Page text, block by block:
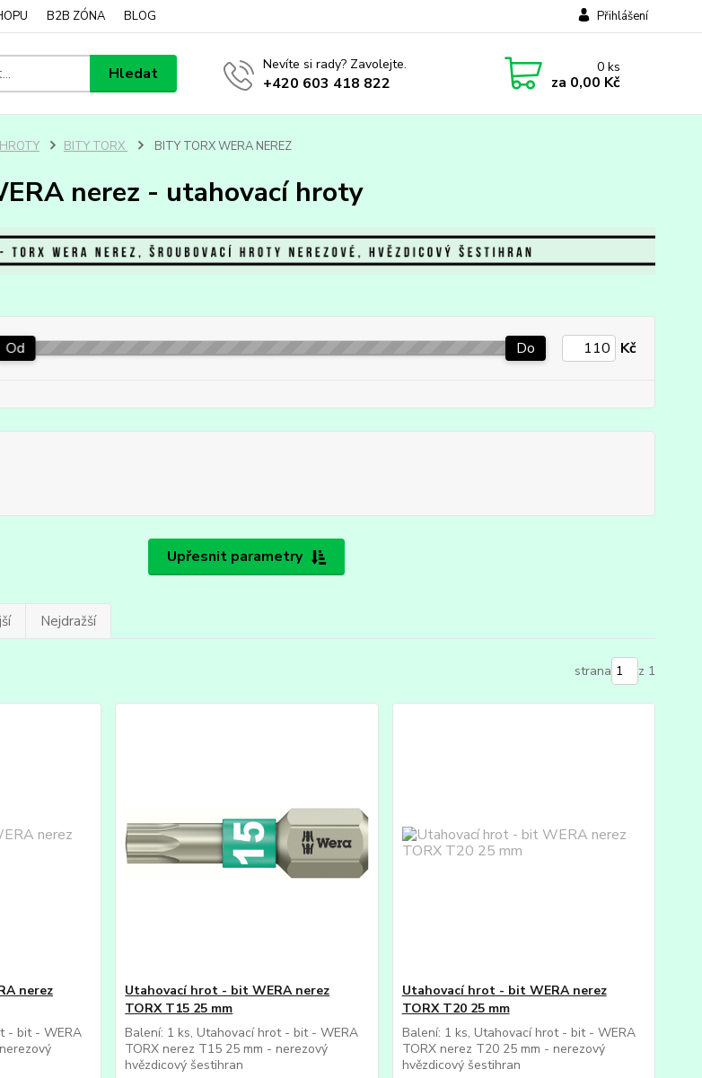
B2B ZÓNA BLOG Přihlášení
Hledat Nevíte si rady? Zavolejte.
+420 603 418 822
0ks
za 0,00 Kč
BITY TORX BITY TORX WERA NEREZ
nerez - utahovací hroty
Upřesnit parametry
Od Do Kč
Nejdražší
strana z 1
nerez
- bit - WERA
Utahovací hrot - bit WERA nerez
TORX T15 25 mm
Balení: 1 ks, Utahovací hrot - bit - WERA
TORX nerez T15 25 mm - nerezový
hvězdicový šestihran
Utahovací hrot - bit WERA nerez
TORX T20 25 mm
Balení: 1 ks, Utahovací hrot - bit - WERA
TORX nerez T20 25 mm - nerezový
hvězdicový šestihran